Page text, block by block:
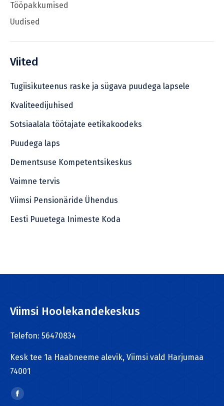
Tööpakkumised
Uudised
Viited
Tugiisikuteenus raske ja sügava puudega lapsele
Kvaliteedijuhised
Sotsiaalala töötajate eetikakoodeks
Puudega laps
Dementsuse Kompetentsikeskus
Vaimne tervis
Viimsi Pensionäride Ühendus
Eesti Puuetega Inimeste Koda
Viimsi Hoolekandekeskus
Telefon: 56470834
Kesk tee 1a Haabneeme alevik, Viimsi vald Harjumaa
74001
Find us on:
Facebook